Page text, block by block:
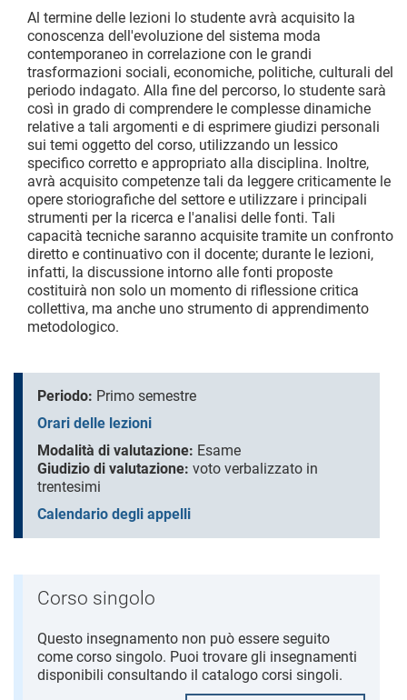
Al termine delle lezioni lo studente avrà acquisito la
conoscenza dell'evoluzione del sistema moda
contemporaneo in correlazione con le grandi
trasformazioni sociali, economiche, politiche, culturali del
periodo indagato. Alla fine del percorso, lo studente sarà
così in grado di comprendere le complesse dinamiche
relative a tali argomenti e di esprimere giudizi personali
sui temi oggetto del corso, utilizzando un lessico
specifico corretto e appropriato alla disciplina. Inoltre,
avrà acquisito competenze tali da leggere criticamente le
opere storiografiche del settore e utilizzare i principali
strumenti per la ricerca e l'analisi delle fonti. Tali
capacità tecniche saranno acquisite tramite un confronto
diretto e continuativo con il docente; durante le lezioni,
infatti, la discussione intorno alle fonti proposte
costituirà non solo un momento di riflessione critica
collettiva, ma anche uno strumento di apprendimento
metodologico.
Periodo: Primo semestre
Orari delle lezioni
Modalità di valutazione: Esame
Giudizio di valutazione: voto verbalizzato in
trentesimi
Calendario degli appelli
Corso singolo
Questo insegnamento non può essere seguito
come corso singolo. Puoi trovare gli insegnamenti
disponibili consultando il catalogo corsi singoli.